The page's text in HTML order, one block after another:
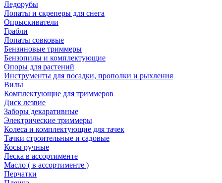
Ледорубы
Лопаты и скреперы для снега
Опрыскиватели
Грабли
Лопаты совковые
Бензиновые триммеры
Бензопилы и комплектующие
Опоры для растений
Инструменты для посадки, прополки и рыхления
Вилы
Комплектующие для триммеров
Диск лезвие
Заборы декаративные
Электрические триммеры
Колеса и комплектующие для тачек
Тачки строительные и садовые
Косы ручные
Леска в ассортименте
Масло ( в ассортименте )
Перчатки